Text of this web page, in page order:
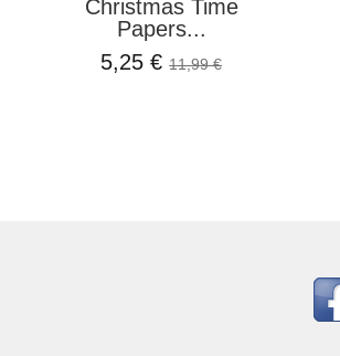
Christmas Time
Papers...
5,25 €11,99 €